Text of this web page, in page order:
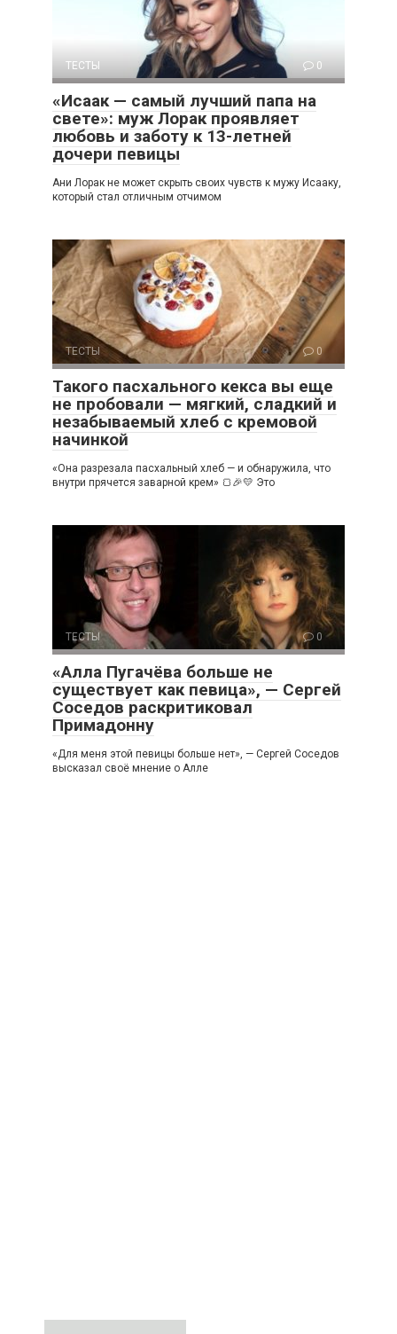
ТЕСТЫ 0
«Исаак — самый лучший папа на
свете»: муж Лорак проявляет
любовь и заботу к 13-летней
дочери певицы
Ани Лорак не может скрыть своих чувств к мужу Исааку,
который стал отличным отчимом
ТЕСТЫ 0
Такого пасхального кекса вы еще
не пробовали — мягкий, сладкий и
незабываемый хлеб с кремовой
начинкой
«Она разрезала пасхальный хлеб — и обнаружила, что
внутри прячется заварной крем» 🍞🎉💛 Это
ТЕСТЫ 0
«Алла Пугачёва больше не
существует как певица», — Сергей
Соседов раскритиковал
Примадонну
«Для меня этой певицы больше нет», — Сергей Соседов
высказал своё мнение о Алле